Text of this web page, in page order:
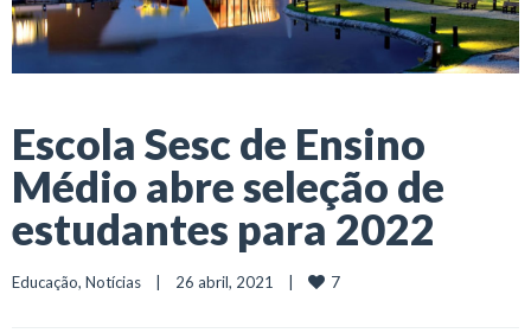
Escola Sesc de Ensino
Médio abre seleção de
estudantes para 2022
Educação, Notícias
    |    26 abril, 2021    |
7